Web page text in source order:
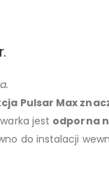
Pulsar Max
jest odporna
do instalacji